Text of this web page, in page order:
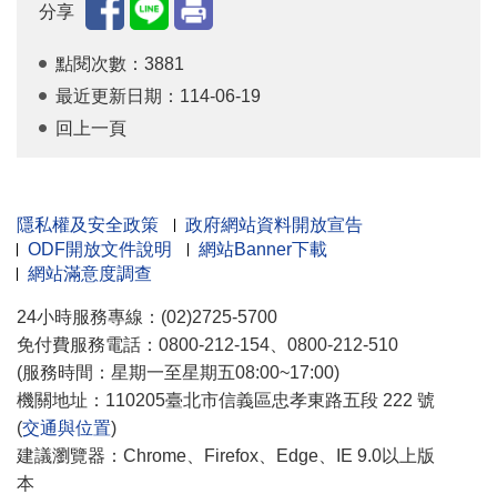
分享
點閱次數：3881
最近更新日期：114-06-19
回上一頁
隱私權及安全政策
政府網站資料開放宣告
ODF開放文件說明
網站Banner下載
網站滿意度調查
24小時服務專線：(02)2725-5700
免付費服務電話：0800-212-154、0800-212-510
(服務時間：星期一至星期五08:00~17:00)
機關地址：110205臺北市信義區忠孝東路五段 222 號
(交通與位置)
建議瀏覽器：Chrome、Firefox、Edge、IE 9.0以上版
本